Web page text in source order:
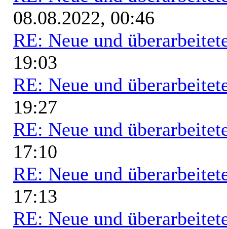
08.08.2022, 00:46
RE: Neue und
19:03
RE: Neue und
19:27
RE: Neue und
17:10
RE: Neue und
17:13
RE: Neue und